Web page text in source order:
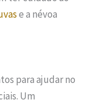
e a névoa
para ajudar no
Um